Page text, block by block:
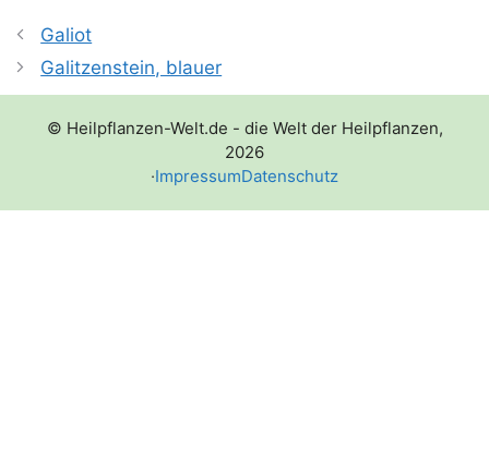
Galiot
Galitzenstein, blauer
© Heilpflanzen-Welt.de - die Welt der Heilpflanzen,
2026
·ImpressumDatenschutz